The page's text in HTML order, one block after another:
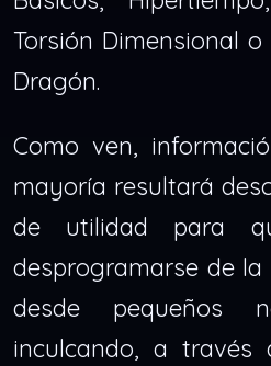
Torsión Dimensional
Dragón.
Como ven,
mayoría resultará
de utilidad para
desprogramarse de
desde pequeños
inculcando, a través